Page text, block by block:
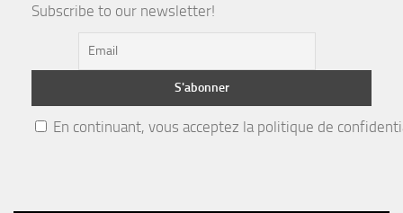
Subscribe to our newsletter!
En continuant, vous acceptez la politique de